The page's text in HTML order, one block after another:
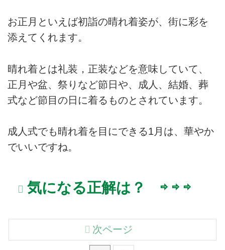
お正月といえば初詣の晴れ着姿が、街に彩を
添えてくれます。
晴れ着とは礼装，正装などを意味していて、
正月や盆、祭りなど節日や、成人、結婚、葬
式など節目の日に着るものとされています。
成人式でも晴れ着を目にできる1月は、華やか
でいいですね。
気になる正解は？ ⇨ ⇨ ⇨
次ページ